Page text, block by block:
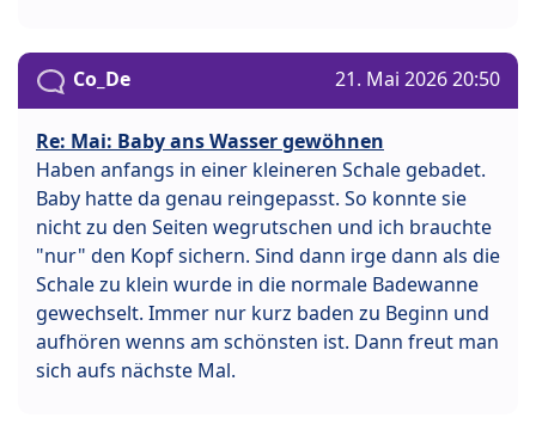
Co_De 21. Mai 2026 20:50
Re: Mai: Baby ans Wasser gewöhnen
Haben anfangs in einer kleineren Schale gebadet.
Baby hatte da genau reingepasst. So konnte sie
nicht zu den Seiten wegrutschen und ich brauchte
"nur" den Kopf sichern. Sind dann irge dann als die
Schale zu klein wurde in die normale Badewanne
gewechselt. Immer nur kurz baden zu Beginn und
aufhören wenns am schönsten ist. Dann freut man
sich aufs nächste Mal.